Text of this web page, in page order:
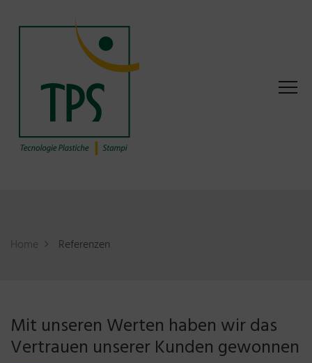
Home Referenzen
Mit unseren Werten haben wir das
Vertrauen unserer Kunden gewonnen